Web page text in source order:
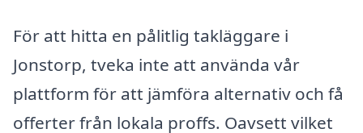
För att hitta en pålitlig takläggare i
Jonstorp, tveka inte att använda vår
plattform för att jämföra alternativ och få
offerter från lokala proffs. Oavsett vilket